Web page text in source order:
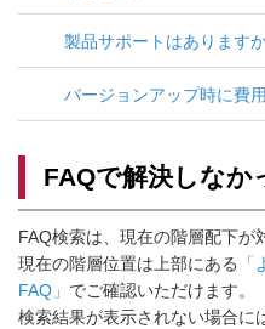
製品サポートはあります
バージョンアップ時に費
FAQで解決しなか
FAQ検索は、現在の階層配下が
現在の階層位置は上部にある
FAQ」 でご確認いただけます。
検索結果が表示されない場合に